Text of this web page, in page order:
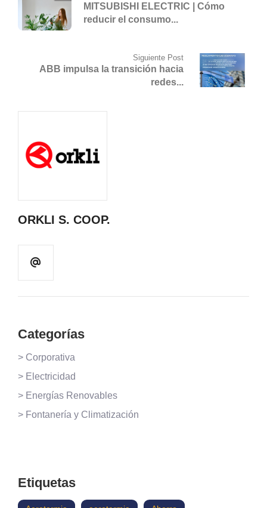
MITSUBISHI ELECTRIC | Cómo
reducir el consumo...
Siguiente Post
ABB impulsa la transición hacia
redes...
ORKLI S. COOP.
Categorías
> Corporativa
> Electricidad
> Energías Renovables
> Fontanería y Climatización
Etiquetas